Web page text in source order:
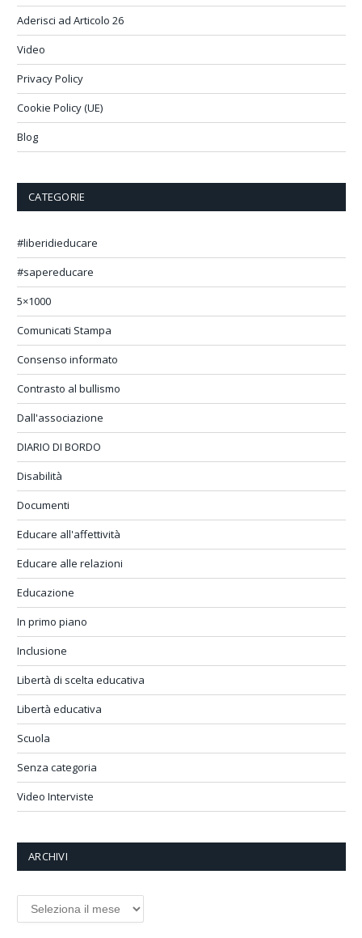
Aderisci ad Articolo 26
Video
Privacy Policy
Cookie Policy (UE)
Blog
CATEGORIE
#liberidieducare
#sapereducare
5×1000
Comunicati Stampa
Consenso informato
Contrasto al bullismo
Dall'associazione
DIARIO DI BORDO
Disabilità
Documenti
Educare all'affettività
Educare alle relazioni
Educazione
In primo piano
Inclusione
Libertà di scelta educativa
Libertà educativa
Scuola
Senza categoria
Video Interviste
ARCHIVI
Archivi